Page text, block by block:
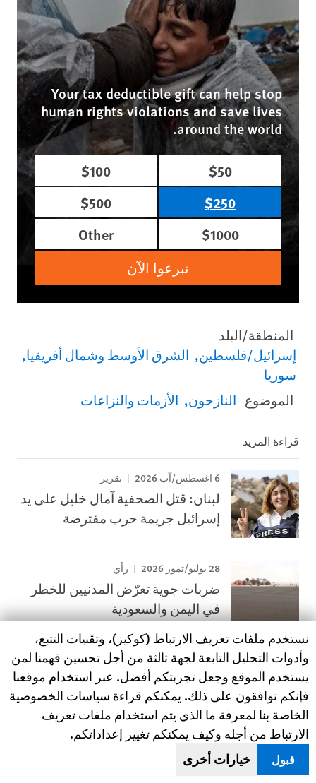
Your tax deductible gift can help stop
human rights violations and save lives
around the world.
$50
$100
$250
$500
$1000
Other
تبرعوا الآن
المنطقة/البلد
إسرائيل/فلسطين الشرق الأوسط وشمال أفريقيا
سوريا
الموضوع النازحون الأزمات والنزاعات
قراءة المزيد
6 اغسطس/آب 2026 تقرير
لبنان: قتل الصحفية آمال خليل على يد
إسرائيل جريمة حرب مفترضة
28 يوليو/تموز 2026 رأي
ضربات جوية تعرّض المدنيين للخطر
في اليمن والسعودية
التقارير
28 يناير/كانون الثاني 2025 تقرير
"خمسة أطفال في حاضنة واحدة"
انتهاكات حقوق النساء الحوامل أثناء الهجوم
الإسرائيلي على غزّة
Human Rights Watch cookie preferences
نستخدم ملفات تعريف الارتباط (كوكيز)، وتقنيات التتبع،
وأدوات التحليل التابعة لجهة ثالثة من أجل تحسين فهمنا لمن
يستخدم الموقع وجعل تجربتكم أفضل. عبر استخدام موقعنا
فإنكم توافقون على ذلك. يمكنكم قراءة سياسات الخصوصية
الخاصة بنا لمعرفة ما الذي يتم استخدام ملفات تعريف
الارتباط من أجله وكيف يمكنكم تغيير إعداداتكم.
قبول خيارات أخرى